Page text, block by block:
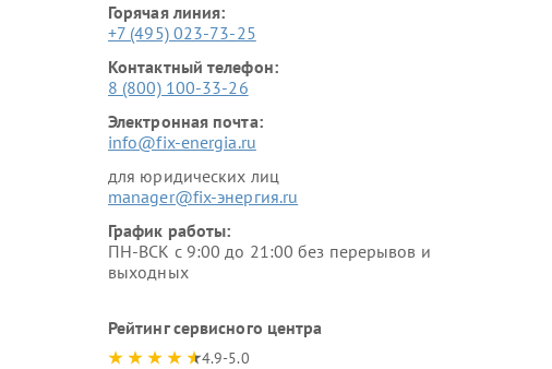
Горячая линия:
+7 (495) 023-73-25
Контактный телефон:
8 (800) 100-33-26
Электронная почта:
info@fix-energia.ru
для юридических лиц
manager@fix-энергия.ru
График работы:
ПН-ВСК с 9:00 до 21:00 без перерывов и
выходных
Рейтинг сервисного центра
4.9-5.0